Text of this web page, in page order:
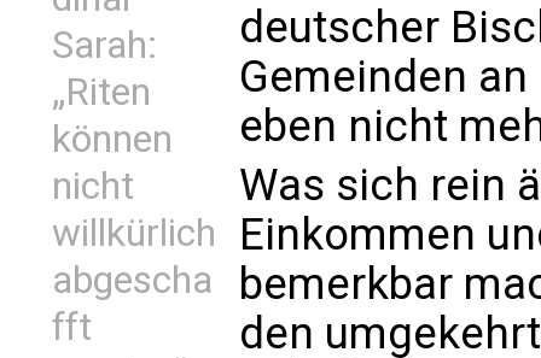
Sarah:
„Riten
können
nicht
willkürlich
abgescha
fft
deutscher
Gemeinden
eben nicht
Was sich rein
Einkommen
bemerkbar
den